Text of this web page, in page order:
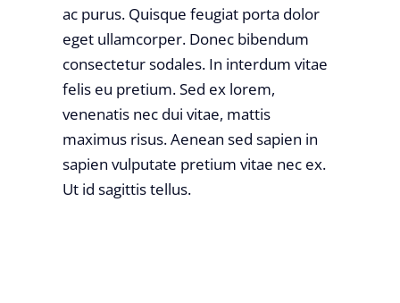
ac purus. Quisque feugiat porta dolor
eget ullamcorper. Donec bibendum
consectetur sodales. In interdum vitae
felis eu pretium. Sed ex lorem,
venenatis nec dui vitae, mattis
maximus risus. Aenean sed sapien in
sapien vulputate pretium vitae nec ex.
Ut id sagittis tellus.